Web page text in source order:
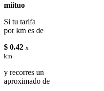
miituo
Si tu tarifa
por km es de
$ 0.42 x
km
y recorres un
aproximado de